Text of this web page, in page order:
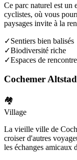
Ce parc naturel est un
cyclistes, où vous
paysages invite à la
✓Sentiers bien balisés
✓Biodiversité riche
✓Espaces de rencontre
Cochemer
🏘️
Village
La vieille ville de
croiser d'autres
les échanges amicaux